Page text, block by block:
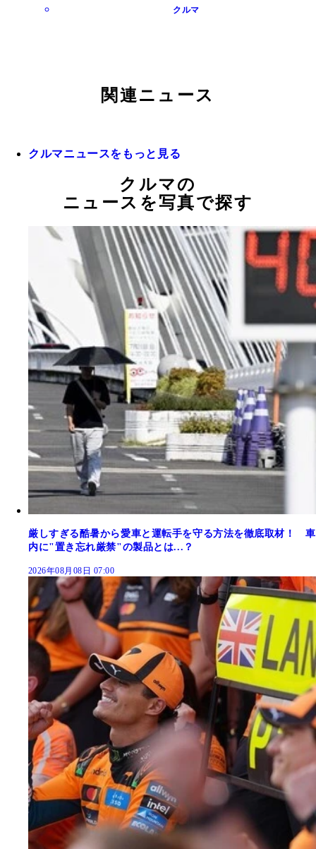
クルマ
関連ニュース
クルマニュースをもっと見る
クルマの
ニュースを写真で探す
厳しすぎる酷暑から愛車と運転手を守る方法を徹底取材！ 車
内に"置き忘れ厳禁"の製品とは...？
2026年08月08日 07:00